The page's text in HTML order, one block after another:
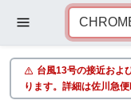
台風13号の接近およ
ります。詳細は佐川急